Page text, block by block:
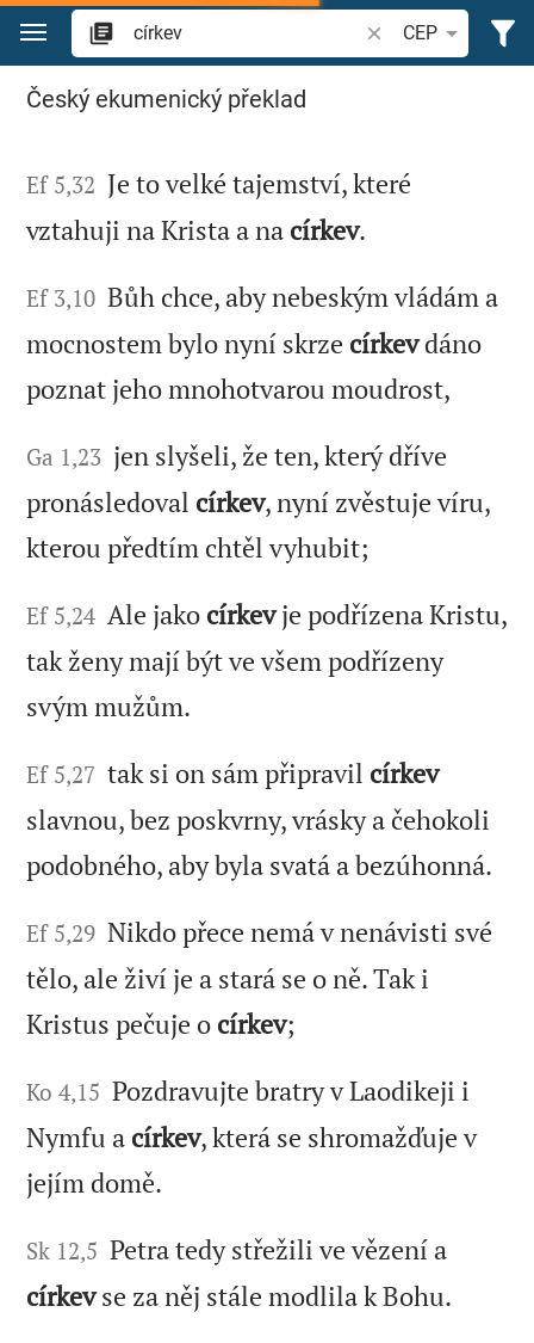
Přejít na obsah
Vyhledat biblický
CEP
Hledat "církev" v Bibli
Český ekumenický překlad
Ef 5,32 Je to velké tajemství, které
vztahuji na Krista a na církev.
Ef 3,10 Bůh chce, aby nebeským vládám a
mocnostem bylo nyní skrze církevdáno
poznat jeho mnohotvarou moudrost,
Ga 1,23 jen slyšeli, že ten, který dříve
pronásledoval církev, nyní zvěstuje víru,
kterou předtím chtěl vyhubit;
Ef 5,24 Ale jako církevje podřízena Kristu,
tak ženy mají být ve všem podřízeny
svým mužům.
Ef 5,27 tak si on sám připravil církev
slavnou, bez poskvrny, vrásky a čehokoli
podobného, aby byla svatá a bezúhonná.
Ef 5,29 Nikdo přece nemá v nenávisti své
tělo, ale živí je a stará se o ně. Tak i
Kristus pečuje o církev;
Ko 4,15 Pozdravujte bratry v Laodikeji i
Nymfu a církev, která se shromažďuje v
jejím domě.
Sk 12,5 Petra tedy střežili ve vězení a
církevse za něj stále modlila k Bohu.